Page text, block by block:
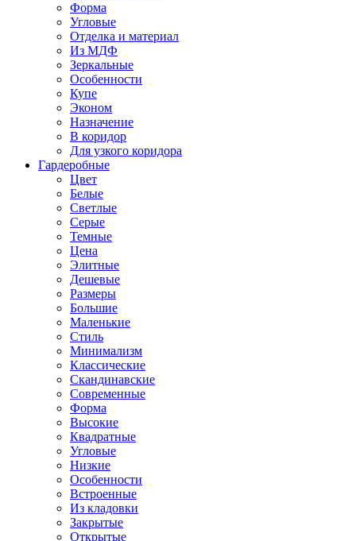
Форма
Угловые
Отделка и материал
Из МДФ
Зеркальные
Особенности
Купе
Эконом
Назначение
В коридор
Для узкого коридора
Гардеробные
Цвет
Белые
Светлые
Серые
Темные
Цена
Элитные
Дешевые
Размеры
Большие
Маленькие
Стиль
Минимализм
Классические
Скандинавские
Современные
Форма
Высокие
Квадратные
Угловые
Низкие
Особенности
Встроенные
Из кладовки
Закрытые
Открытые